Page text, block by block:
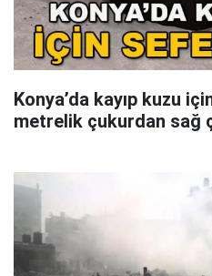
Konya’da kayıp kuzu
metrelik çukurdan sağ